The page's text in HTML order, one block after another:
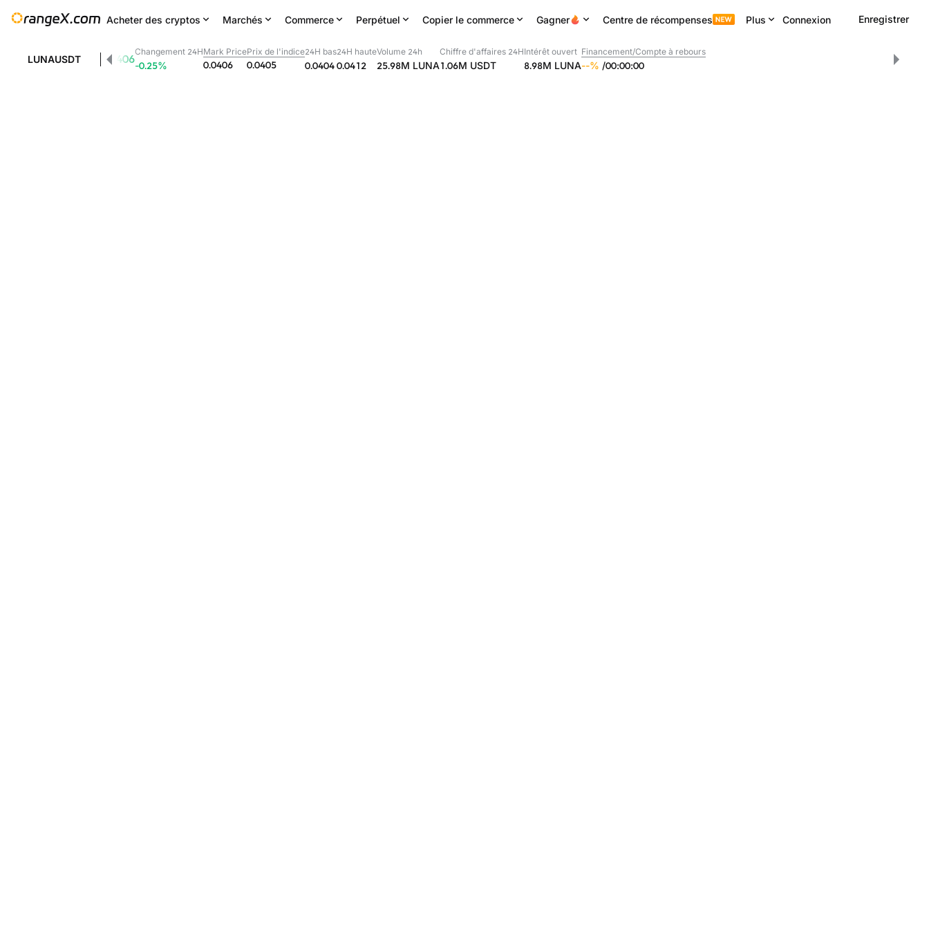
Acheter des cryptos Marchés Commerce Perpétuel Copier le commerce Gagner Centre de récompenses Plus Connexion Enregistrer
LUNAUSDT 0.0406
Changement 24H
-0.25%
Mark Price
0.0406
Prix de l'indice
0.0405
24H bas
0.0404
24H haute
0.0412
Volume 24h
25.98M LUNA
Chiffre d'affaires 24H
1.06M USDT
Intérêt ouvert
8.98M LUNA
Financement/Compte à rebours
--% /00:00:00